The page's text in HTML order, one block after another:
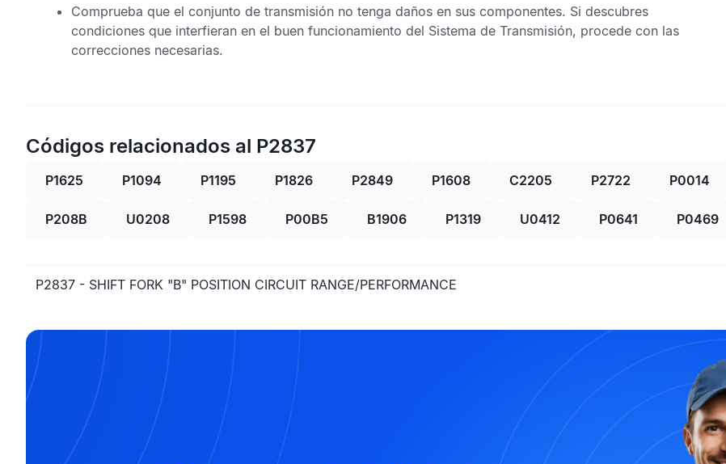
Comprueba que el conjunto de transmisión no tenga daños en sus componentes. Si descubres
condiciones que interfieran en el buen funcionamiento del Sistema de Transmisión, procede con las
correcciones necesarias.
Códigos relacionados al P2837
P1625 P1094 P1195 P1826 P2849 P1608 C2205 P2722 P0014
P208B U0208 P1598 P00B5 B1906 P1319 U0412 P0641 P0469
P2837 - SHIFT FORK "B" POSITION CIRCUIT RANGE/PERFORMANCE